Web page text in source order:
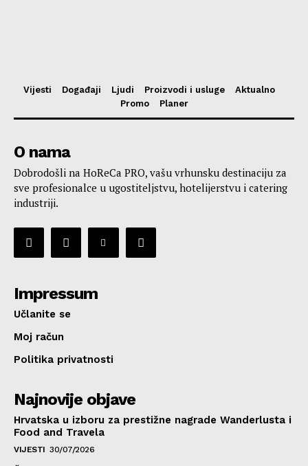
Vijesti Događaji Ljudi Proizvodi i usluge
Aktualno
Promo
Planer
O nama
Dobrodošli na HoReCa PRO, vašu vrhunsku destinaciju za
sve profesionalce u ugostiteljstvu, hotelijerstvu i catering
industriji.
Impressum
Učlanite se
Moj račun
Politika privatnosti
Najnovije objave
Hrvatska u izboru za prestižne nagrade Wanderlusta i
Food and Travela
VIJESTI 30/07/2026